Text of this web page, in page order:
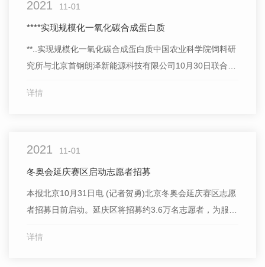
2021 11-01
****实现规模化一氧化碳合成蛋白质
**..实现规模化一氧化碳合成蛋白质中国农业科学院饲料研
究所与北京首钢朗泽新能源科技有限公司10月30日联合宣
合成，并已形成万吨级工业产能。此举突破了天然蛋白质
背...
详情
2021 11-01
冬奥会延庆赛区启动志愿者招募
本报北京10月31日电 (记者贺勇)北京冬奥会延庆赛区志愿
者招募日前启动。延庆区将招募约3.6万名志愿者，为服务
所、服务范围的不同，延庆赛区冬奥志愿服务主要分为四
详情